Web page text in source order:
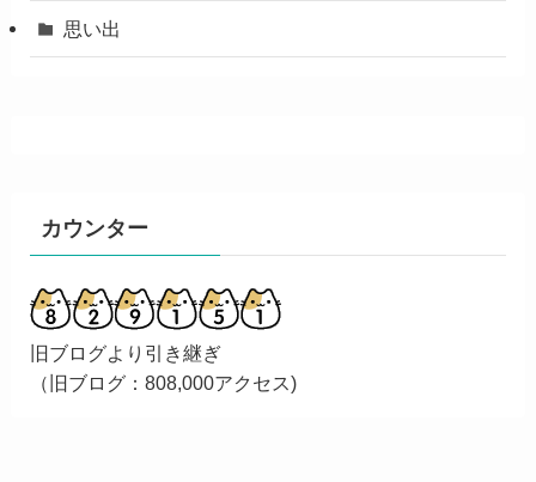
思い出
カウンター
旧ブログより引き継ぎ
（旧ブログ：808,000アクセス)